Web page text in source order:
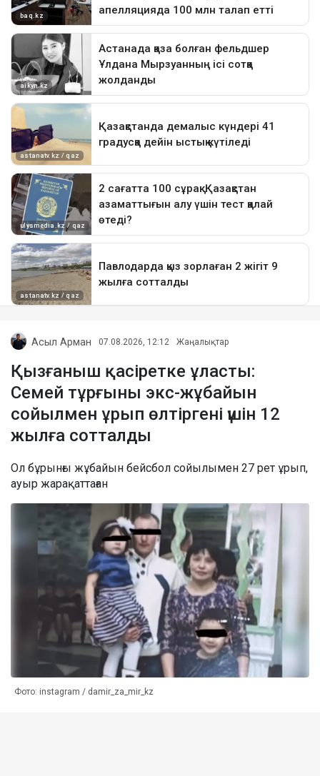
Асыл Арман 07.08.2026, 12:12 Жаңалықтар
Қызғаныш қасіретке ұласты:
Семей тұрғыны экс-жұбайын
сойылмен ұрып өлтіргені үшін 12
жылға сотталды
Ол бұрынғы жұбайын бейсбол сойылымен 27 рет ұрып,
ауыр жарақаттаған
Фото: instagram / damir_za_mir_kz